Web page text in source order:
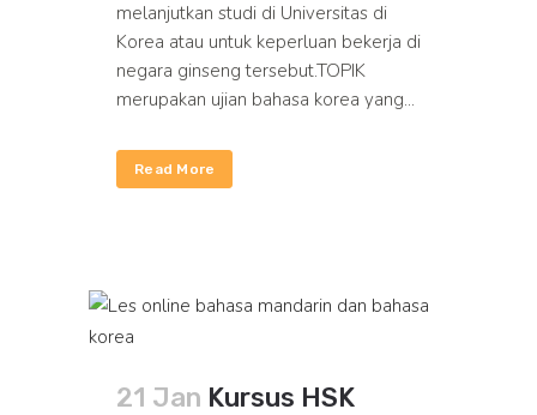
melanjutkan studi di Universitas di
Korea atau untuk keperluan bekerja di
negara ginseng tersebut.TOPIK
merupakan ujian bahasa korea yang...
Read More
21 Jan Kursus HSK